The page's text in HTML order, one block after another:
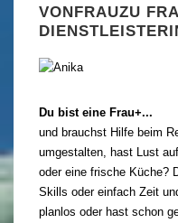
VONFRAUZU
Du bist eine Frau+...
und brauchst Hilfe beim
umgestalten, hast Lust
oder eine frische Küche?
Skills oder einfach Zeit
planlos oder hast schon